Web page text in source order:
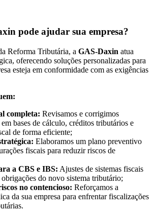
pode ajudar sua empresa?
Reforma Tributária, a GAS-Daxin atua
oferecendo soluções personalizadas para
esteja em conformidade com as exigências
completa: Revisamos e corrigimos
bases de cálculo, créditos tributários e
de forma eficiente;
Elaboramos um plano preventivo
fiscais para reduzir riscos de
a CBS e IBS: Ajustes de sistemas fiscais
obrigações do novo sistema tributário;
no contencioso: Reforçamos a
da sua empresa para enfrentar fiscalizações